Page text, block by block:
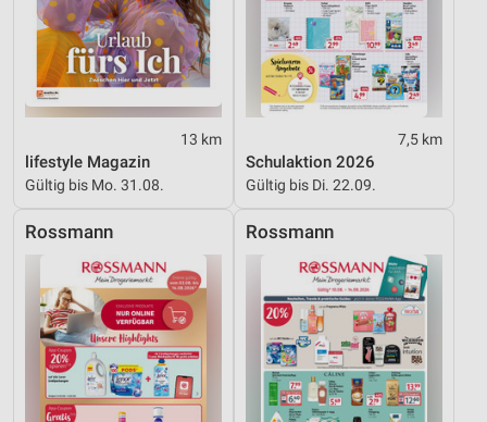
13 km
lifestyle Magazin
Gültig bis Mo. 31.08.
7,5 km
Schulaktion 2026
Gültig bis Di. 22.09.
Rossmann Rossmann